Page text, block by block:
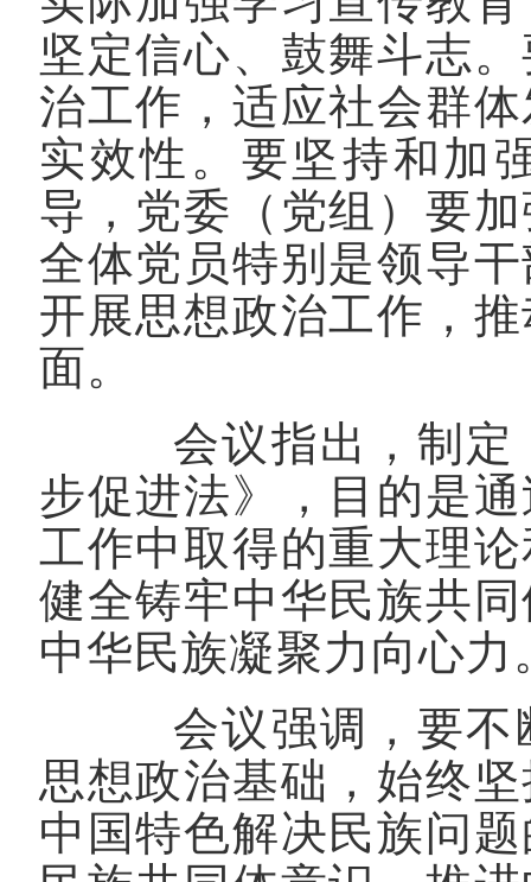
坚定信心、鼓舞斗志
治工作，适应社会群
实效性。要坚持和加
导，党委（党组）要
全体党员特别是领导
开展思想政治工作，
面。
会议指出，制定
步促进法》，目的是
工作中取得的重大理
健全铸牢中华民族共
中华民族凝聚力向心力
会议强调，要不
思想政治基础，始终
中国特色解决民族问